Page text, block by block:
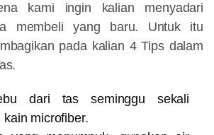
kami ingin kalian menyadari
membeli yang baru. Untuk itu
pada kalian 4 Tips dalam
dari tas seminggu sekali
microfiber.